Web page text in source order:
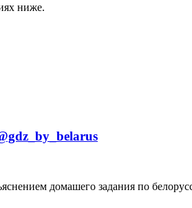
ниже.
домашего задания по